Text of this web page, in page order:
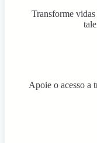
Transforme
Apoie o acesso a